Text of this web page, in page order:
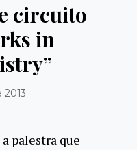
circuito
in
2013
palestra que